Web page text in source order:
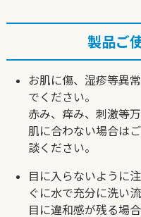
製品ご
お肌に傷、湿疹等異
でください。
赤み、痒み、刺激等
肌に合わない場合は
談ください。
目に入らないように
ぐに水で充分に洗い
目に違和感が残る場